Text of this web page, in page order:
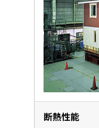
断熱性能